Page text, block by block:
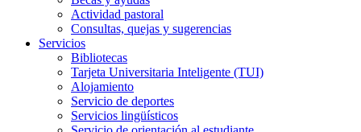
Actividad pastoral
Consultas, quejas y sugerencias
Servicios
Bibliotecas
Tarjeta Universitaria Inteligente (TUI)
Alojamiento
Servicio de deportes
Servicios lingüísticos